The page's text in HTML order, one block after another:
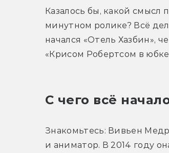
Казалось бы, какой смысл
минутном ролике? Всё
начался «Отель Хазбин»,
«Крисом Робертсом в
С чего всё
Знакомьтесь: Вивьен
и аниматор. В 2014 году